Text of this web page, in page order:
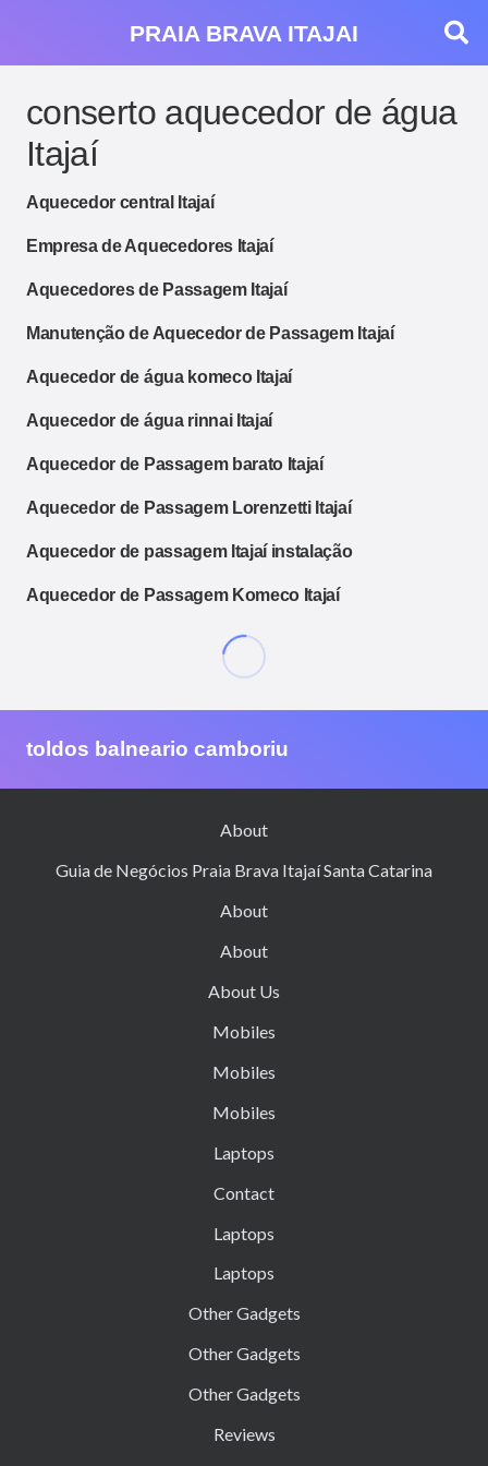
PRAIA BRAVA ITAJAI
conserto aquecedor de água
Itajaí
Aquecedor central Itajaí
Empresa de Aquecedores Itajaí
Aquecedores de Passagem Itajaí
Manutenção de Aquecedor de Passagem Itajaí
Aquecedor de água komeco Itajaí
Aquecedor de água rinnai Itajaí
Aquecedor de Passagem barato Itajaí
Aquecedor de Passagem Lorenzetti Itajaí
Aquecedor de passagem Itajaí instalação
Aquecedor de Passagem Komeco Itajaí
toldos balneario camboriu
About
Guia de Negócios Praia Brava Itajaí Santa Catarina
About
About
About Us
Mobiles
Mobiles
Mobiles
Laptops
Contact
Laptops
Laptops
Other Gadgets
Other Gadgets
Other Gadgets
Reviews